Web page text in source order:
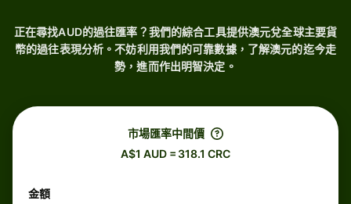
正在尋找AUD的過往匯率？我們的綜合工具提供澳元兌全球主要貨
幣的過往表現分析。不妨利用我們的可靠數據，了解澳元的迄今走
勢，進而作出明智決定。
市場匯率中間價
A$1 AUD = 318.1 CRC
金額